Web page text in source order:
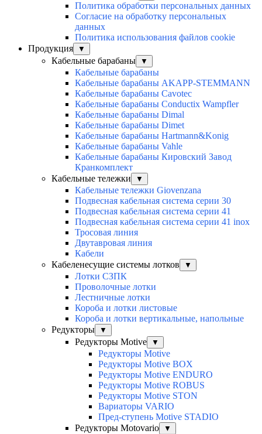
Политика обработки персональных данных
Согласие на обработку персональных
данных
Политика использования файлов cookie
Продукция
▼
Кабельные барабаны ▼
Кабельные барабаны
Кабельные барабаны AKAPP-STEMMANN
Кабельные барабаны Cavotec
Кабельные барабаны Conductix Wampfler
Кабельные барабаны Dimal
Кабельные барабаны Dimet
Кабельные барабаны Hartmann&Konig
Кабельные барабаны Vahle
Кабельные барабаны Кировский Завод
Кранкомплект
Кабельные тележки
▼
Кабельные тележки Giovenzana
Подвесная кабельная система серии 30
Подвесная кабельная система серии 41
Подвесная кабельная система серии 41 inox
Тросовая линия
Двутавровая линия
Кабели
Кабеленесущие системы лотков
▼
Лотки СЗПК
Проволочные лотки
Лестничные лотки
Короба и лотки листовые
Короба и лотки вертикальные, напольные
Редукторы
▼
Редукторы Motive ▼
Редукторы Motive
Редукторы Motive BOX
Редукторы Motive ENDURO
Редукторы Motive ROBUS
Редукторы Motive STON
Вариаторы VARIO
Пред-ступень Motive STADIO
Редукторы Motovario
▼